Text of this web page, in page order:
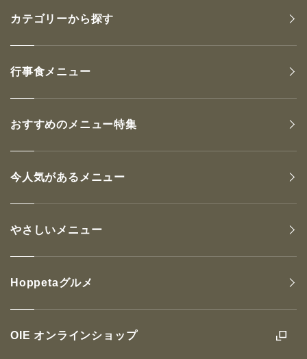
OIE オンラインショップ
カテゴリーから探す
行事食メニュー
おすすめのメニュー特集
今人気があるメニュー
やさしいメニュー
Hoppetaグルメ